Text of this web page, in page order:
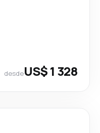
desdeUS$ 1 328